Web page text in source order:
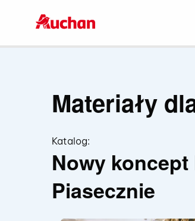
Materiały
Katalog:
Nowy
Piasecznie